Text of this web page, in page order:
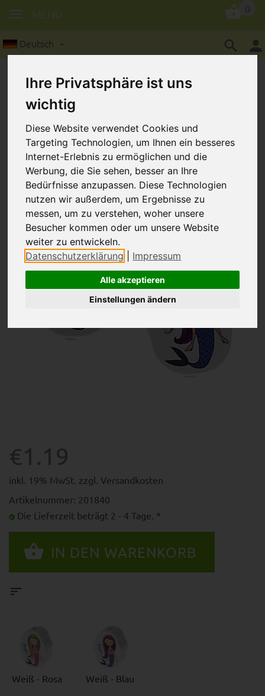
Ihre Privatsphäre ist uns
wichtig
Diese Website verwendet Cookies und
Targeting Technologien, um Ihnen ein besseres
Internet-Erlebnis zu ermöglichen und die
Werbung, die Sie sehen, besser an Ihre
Bedürfnisse anzupassen. Diese Technologien
nutzen wir außerdem, um Ergebnisse zu
messen, um zu verstehen, woher unsere
Besucher kommen oder um unsere Website
weiter zu entwickeln.
Datenschutzerklärung
Impressum
Alle akzeptieren
Einstellungen ändern
Deutsch
MENÜ
Motivperle: Meerjungfrau
€1.19
inkl. 19% MwSt. zzgl. Versandkosten
Artikelnummer: 201840
Die Lieferzeit beträgt 2 - 4 Tage. *
Weiß - Rosa Weiß - Blau